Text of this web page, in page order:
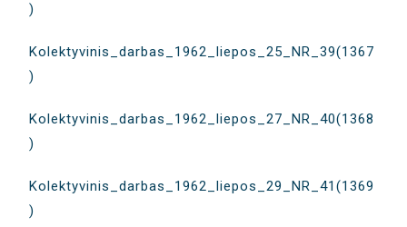
)
Kolektyvinis_darbas_1962_liepos_25_NR_39(1367
)
Kolektyvinis_darbas_1962_liepos_27_NR_40(1368
)
Kolektyvinis_darbas_1962_liepos_29_NR_41(1369
)